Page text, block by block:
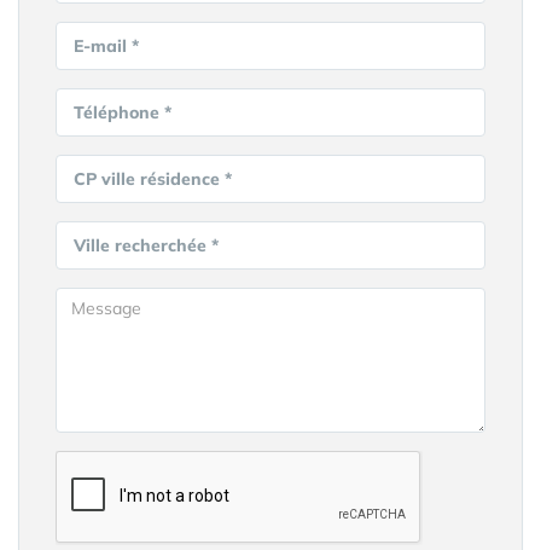
E-mail *
Téléphone *
CP ville résidence *
Ville recherchée *